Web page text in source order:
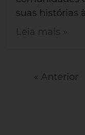
suas histórias
Leia mais »
« Anterior